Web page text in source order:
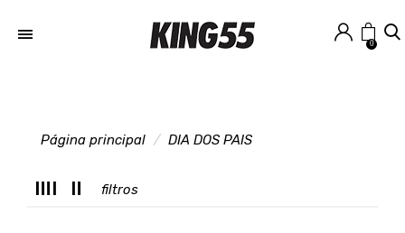
0
Página principal DIA DOS PAIS
filtros